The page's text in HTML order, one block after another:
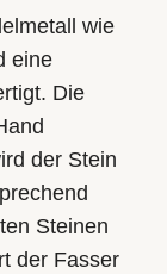
wie
eine
Die
der Stein
Steinen
der Fasser